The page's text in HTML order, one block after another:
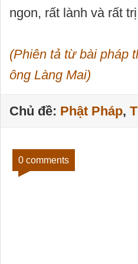
ngon, rất lành và rất
(Phiên tả từ bài pháp
ông Làng Mai)
Chủ đề: Phật Pháp,
0 comments